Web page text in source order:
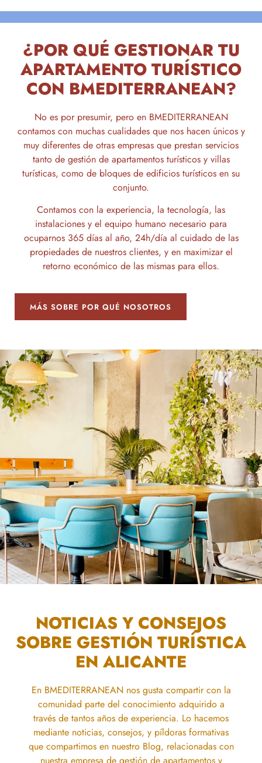
¿POR QUÉ GESTIONAR TU
APARTAMENTO TURÍSTICO
CON BMEDITERRANEAN?
No es por presumir, pero en BMEDITERRANEAN
contamos con muchas cualidades que nos hacen únicos y
muy diferentes de otras empresas que prestan servicios
tanto de gestión de apartamentos turísticos y villas
turísticas, como de bloques de edificios turísticos en su
conjunto.
Contamos con la experiencia, la tecnología, las
instalaciones y el equipo humano necesario para
ocuparnos 365 días al año, 24h/día al cuidado de las
propiedades de nuestros clientes, y en maximizar el
retorno económico de las mismas para ellos.
MÁS SOBRE POR QUÉ NOSOTROS
NOTICIAS Y CONSEJOS
SOBRE GESTIÓN TURÍSTICA
EN ALICANTE
En BMEDITERRANEAN nos gusta compartir con la
comunidad parte del conocimiento adquirido a
través de tantos años de experiencia. Lo hacemos
mediante noticias, consejos, y píldoras formativas
que compartimos en nuestro Blog, relacionadas con